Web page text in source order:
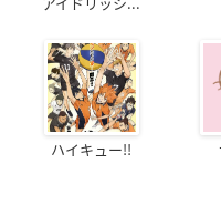
ハイキュー!!